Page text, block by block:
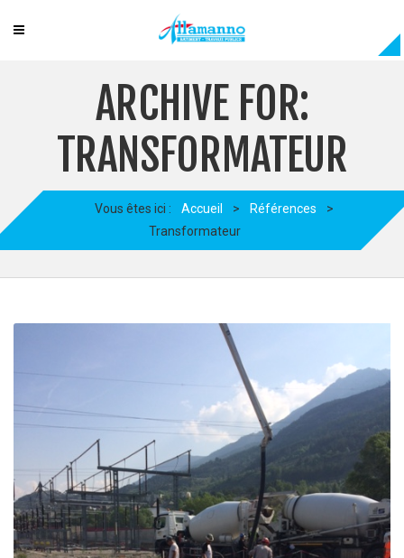
ARCHIVE FOR:
TRANSFORMATEUR
Vous êtes ici : Accueil > Références
>
Transformateur